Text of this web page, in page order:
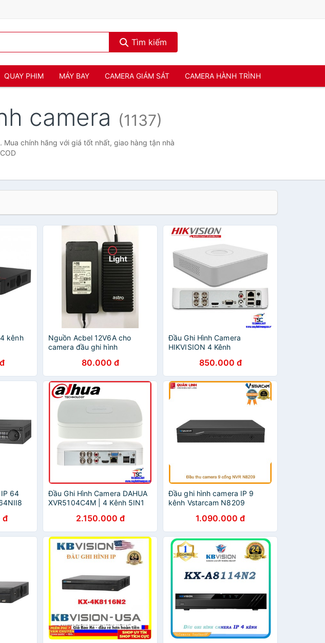
Tìm kiếm
QUAY PHIM MÁY BAY CAMERA GIÁM SÁT CAMERA HÀNH TRÌNH
camera (1137)
chính hãng với giá tốt nhất, giao hàng tận nhà
kênh
Nguồn Acbel 12V6A cho
camera đầu ghi hình
80.000 đ
Đầu Ghi Hình Camera
HIKVISION 4 Kênh
850.000 đ
64
đ
Đầu Ghi Hình Camera DAHUA
XVR5104C4M | 4 Kênh 5IN1
2.150.000 đ
Đầu ghi hình camera IP 9
kênh Vstarcam N8209
1.090.000 đ